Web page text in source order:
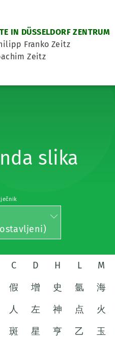
IN DÜSSELDORF ZENTRUM
Franko Zeitz
Zeitz
slika
C D H L M
假 增 史 氩 海
人 左 神 点 火
斑 星 亨 乙 玉